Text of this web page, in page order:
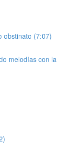
obstinato (7:07)
melodías con la